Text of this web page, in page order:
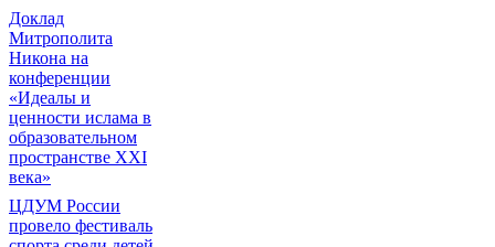
Доклад
Митрополита
Никона на
конференции
«Идеалы и
ценности ислама в
образовательном
пространстве XXI
века»
ЦДУМ России
провело фестиваль